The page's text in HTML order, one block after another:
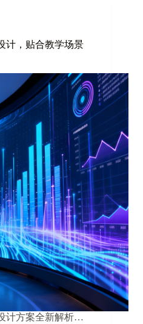
计，贴合教学场景
计方案全新解析…